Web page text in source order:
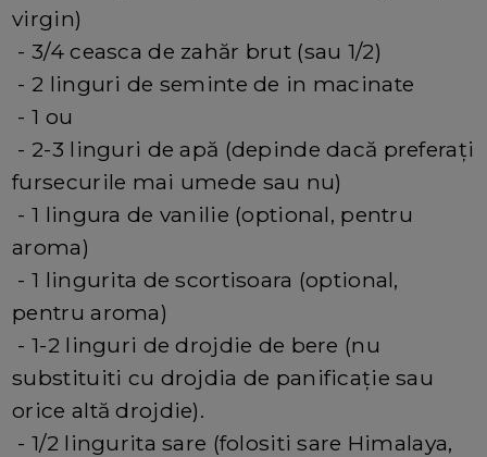
virgin)
- 3/4 ceasca de zahăr brut (sau 1/2)
- 2 linguri de seminte de in macinate
- 1 ou
- 2-3 linguri de apă (depinde dacă preferați
fursecurile mai umede sau nu)
- 1 lingura de vanilie (optional, pentru
aroma)
- 1 lingurita de scortisoara (optional,
pentru aroma)
- 1-2 linguri de drojdie de bere (nu
substituiti cu drojdia de panificație sau
orice altă drojdie).
- 1/2 lingurita sare (folositi sare Himalaya,